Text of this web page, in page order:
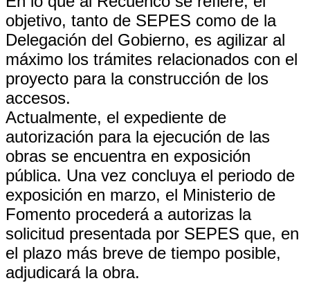
objetivo, tanto de SEPES como de la
Delegación del Gobierno, es agilizar al
máximo los trámites relacionados con el
proyecto para la construcción de los
accesos.
Actualmente, el expediente de
autorización para la ejecución de las
obras se encuentra en exposición
pública. Una vez concluya el periodo de
exposición en marzo, el Ministerio de
Fomento procederá a autorizas la
solicitud presentada por SEPES que, en
el plazo más breve de tiempo posible,
adjudicará la obra.